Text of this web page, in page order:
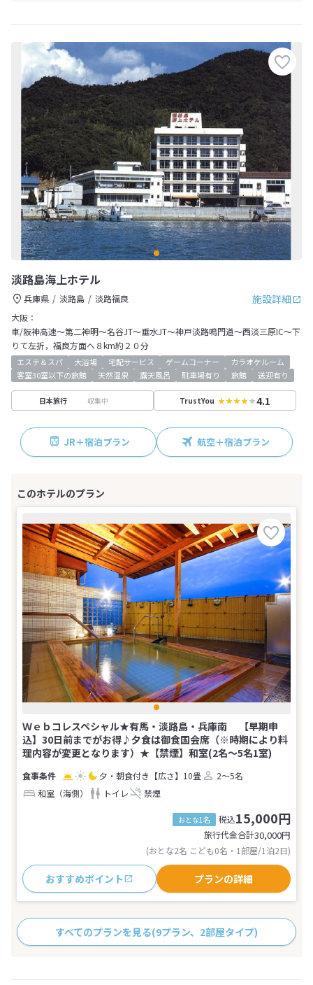
淡路島海上ホテル
施設詳細
兵庫県 淡路島
淡路福良
大阪：
車/阪神高速～第二神明～名谷JT～垂水JT～神戸淡路鳴門道～西淡三原IC～下
りて左折，福良方面へ８km約２０分
エステ＆スパ 大浴場 宅配サービス ゲームコーナー
カラオケルーム
客室30室以下の旅館
天然温泉 露天風呂 駐車場有り 旅館 送迎有り
日本旅行 収集中 TrustYou 4.1
JR＋宿泊プラン 航空＋宿泊プラン
Ｗｅｂコレスペシャル★有馬・淡路島・兵庫南 【早期申
込】30日前までがお得♪夕食は御食国会席（※時期により料
理内容が変更となります）★【禁煙】和室(2名～5名1室)
夕・朝食付き 【広さ】10畳
2～5名
和室（海側）
トイレ 禁煙
おとな1名 税込15,000円
旅行代金合計30,000円
(おとな2名 こども0名・1部屋/1泊2日)
おすすめポイント プランの詳細
すべてのプランを見る(9プラン、2部屋タイプ)